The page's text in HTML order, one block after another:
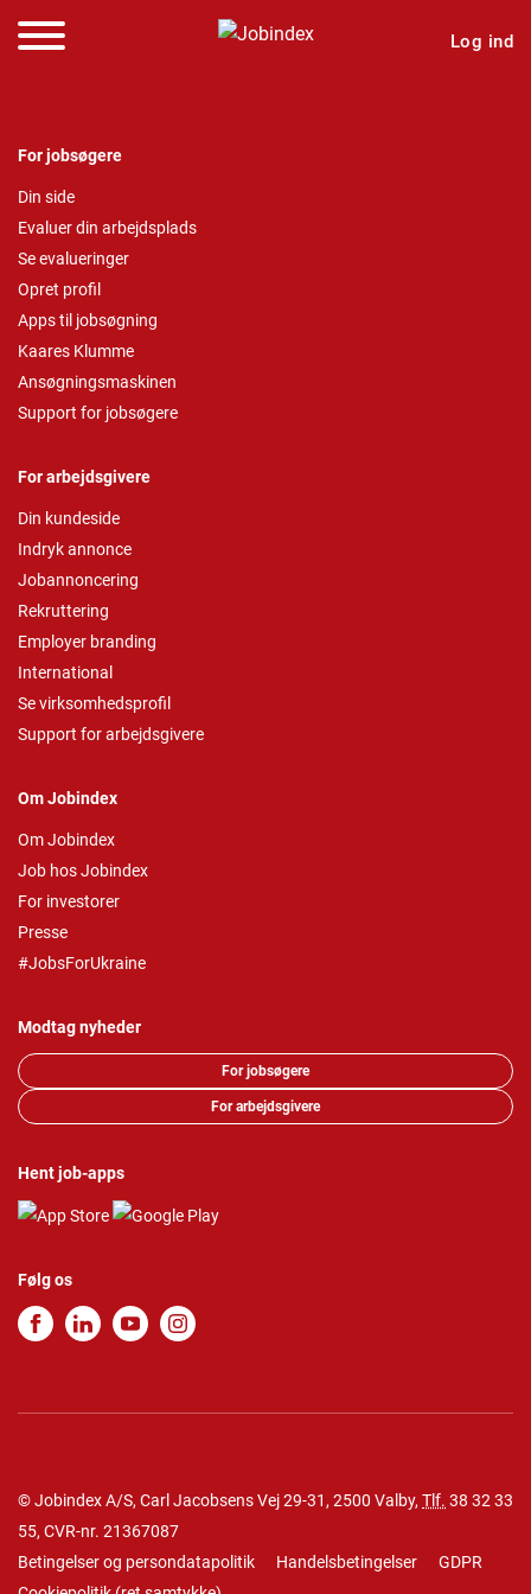
Log ind
For jobsøgere
Din side
Evaluer din arbejdsplads
Se evalueringer
Opret profil
Apps til jobsøgning
Kaares Klumme
Ansøgningsmaskinen
Support for jobsøgere
For arbejdsgivere
Din kundeside
Indryk annonce
Jobannoncering
Rekruttering
Employer branding
International
Se virksomhedsprofil
Support for arbejdsgivere
Om Jobindex
Om Jobindex
Job hos Jobindex
For investorer
Presse
#JobsForUkraine
Modtag nyheder
For jobsøgere
For arbejdsgivere
Hent job-apps
Følg os
© Jobindex A/S, Carl Jacobsens Vej 29-31, 2500 Valby, Tlf. 38 32 33
55, CVR-nr. 21367087
Betingelser og persondatapolitik
Handelsbetingelser
GDPR